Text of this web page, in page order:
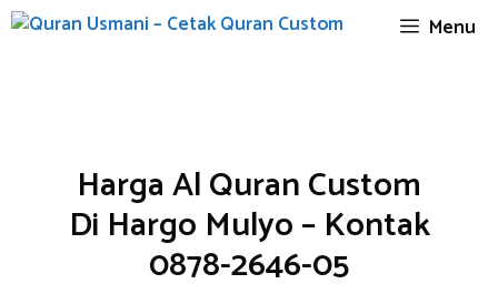
Skip
Menu
Harga Al Quran Custom
Di Hargo Mulyo – Kontak
0878-2646-05